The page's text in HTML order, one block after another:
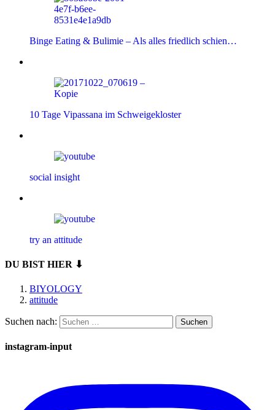
Binge Eating & Bulimie – Als alles friedlich schien…
10 Tage Vipassana im Schweigekloster
social insight
try an attitude
DU BIST HIER ⬇
BIYOLOGY
attitude
Suchen nach:
instagram-input